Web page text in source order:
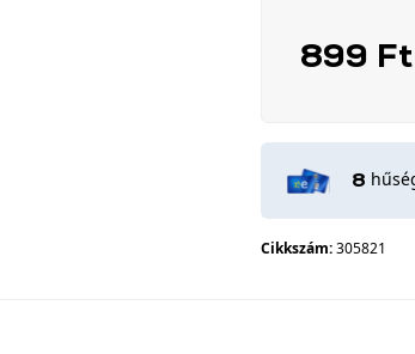
899 Ft
8
Cikkszám:305821